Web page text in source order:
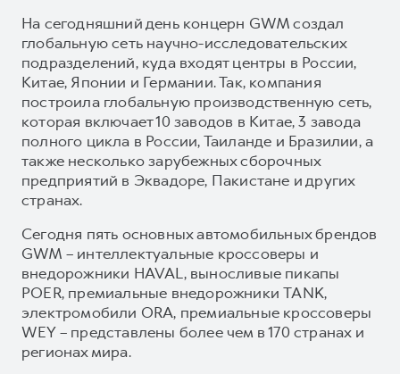
На сегодняшний день концерн GWM создал
глобальную сеть научно-исследовательских
подразделений, куда входят центры в России,
Китае, Японии и Германии. Так, компания
построила глобальную производственную сеть,
которая включает 10 заводов в Китае, 3 завода
полного цикла в России, Таиланде и Бразилии, а
также несколько зарубежных сборочных
предприятий в Эквадоре, Пакистане и других
странах.
Сегодня пять основных автомобильных брендов
GWM – интеллектуальные кроссоверы и
внедорожники HAVAL, выносливые пикапы
POER, премиальные внедорожники TANK,
электромобили ORA, премиальные кроссоверы
WEY – представлены более чем в 170 странах и
регионах мира.